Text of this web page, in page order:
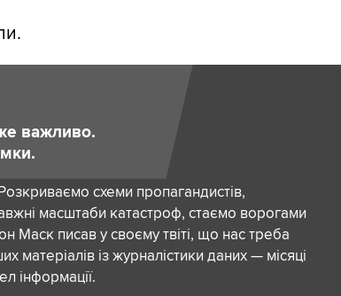
важливо.
схеми пропагандистів,
масштаби катастроф, стаємо ворогами
Маск писав у своєму твіті, що нас треба
матеріалів із журналістики даних — місяці
інформації.